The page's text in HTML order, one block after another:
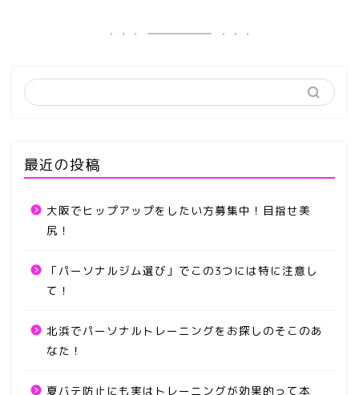
最近の投稿
大阪でヒップアップをしたい方募集中！目指せ美
尻！
「パーソナルジム選び」でこの3つには特に注意し
て！
北浜でパーソナルトレーニングをお探しのそこのあ
なた！
夏バテ防止にも実はトレーニングが効果的って本